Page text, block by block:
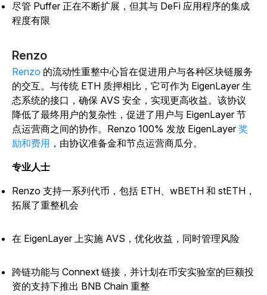
尽管 Puffer 正在不断扩展，但其与 DeFi 应用程序的集成
程度有限
Renzo
Renzo 的流动性重整中心旨在促进用户与各种区块链服务
的交互。与传统 ETH 质押相比，它可作为 EigenLayer 生
态系统的接口，确保 AVS 安全，实现更高收益。该协议
降低了最终用户的复杂性，促进了用户与 EigenLayer 节
点运营商之间的协作。Renzo 100% 发放 EigenLayer奖
励和费用 ，由协议准备金和节点运营商瓜分。
专业人士
Renzo 支持一系列代币，包括 ETH、wBETH 和 stETH，
拓展了重整机会
在 EigenLayer 上实施 AVS，优化收益，同时管理风险
跨链功能与 Connext 链接，并计划在币安实验室的巨额投
资的支持下推出 BNB Chain 重整